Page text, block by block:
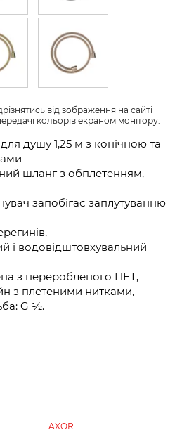
від зображення на сайті
кольорів екраном монітору.
душу 1,25 м з конічною та
шланг з обплетенням,
запобігає заплутуванню
і водовідштовхувальний
з переробленого ПЕТ,
з плетеними нитками,
G ½.
AXOR